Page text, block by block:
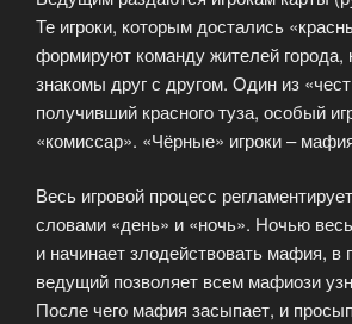
Те игроки, которым достались
формируют команду жителей города,
знакомы друг с другом. Один из
получивший красного туза, особый
«комиссар». «Чёрные» игроки –
Весь игровой процесс
словами «день» и «ночь». Ночью
и начинает злодействовать мафия, в
ведущий позволяет всем мафиози
После чего мафия засыпает, и